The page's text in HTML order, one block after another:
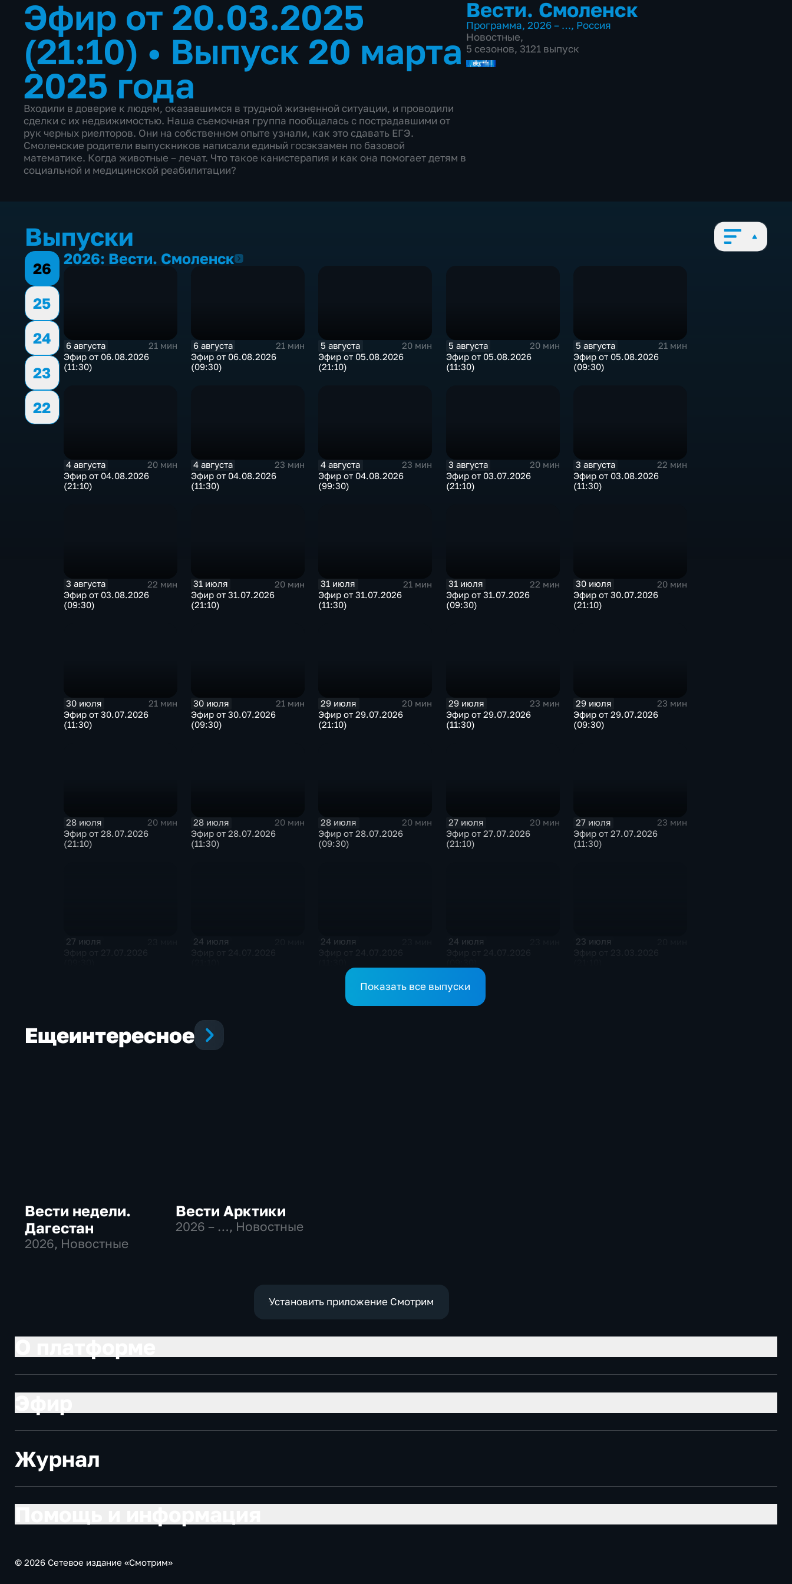
Эфир от 20.03.2025
(21:10) • Выпуск 20 марта
2025 года
Входили в доверие к людям, оказавшимся в трудной жизненной ситуации, и проводили
сделки с их недвижимостью. Наша съемочная группа пообщалась с пострадавшими от
рук черных риелторов. Они на собственном опыте узнали, как это сдавать ЕГЭ.
Смоленские родители выпускников написали единый госэкзамен по базовой
математике. Когда животные – лечат. Что такое канистерапия и как она помогает детям в
социальной и медицинской реабилитации?
Вести. Смоленск
Программа, 2026 – …, Россия
Новостные,
5 сезонов, 3121 выпуск
Выпуски
26
25
24
23
22
2026: Вести. Смоленск2026
6 августа
21 мин
Эфир от 06.08.2026
(11:30)
6 августа
21 мин
Эфир от 06.08.2026
(09:30)
5 августа
20 мин
Эфир от 05.08.2026
(21:10)
5 августа
20 мин
Эфир от 05.08.2026
(11:30)
5 августа
21 мин
Эфир от 05.08.2026
(09:30)
4 августа
20 мин
Эфир от 04.08.2026
(21:10)
4 августа
23 мин
Эфир от 04.08.2026
(11:30)
4 августа
23 мин
Эфир от 04.08.2026
(99:30)
3 августа
20 мин
Эфир от 03.07.2026
(21:10)
3 августа
22 мин
Эфир от 03.08.2026
(11:30)
3 августа
22 мин
Эфир от 03.08.2026
(09:30)
31 июля
20 мин
Эфир от 31.07.2026
(21:10)
31 июля
21 мин
Эфир от 31.07.2026
(11:30)
31 июля
22 мин
Эфир от 31.07.2026
(09:30)
30 июля
20 мин
Эфир от 30.07.2026
(21:10)
30 июля
21 мин
Эфир от 30.07.2026
(11:30)
30 июля
21 мин
Эфир от 30.07.2026
(09:30)
29 июля
20 мин
Эфир от 29.07.2026
(21:10)
29 июля
23 мин
Эфир от 29.07.2026
(11:30)
29 июля
23 мин
Эфир от 29.07.2026
(09:30)
28 июля
20 мин
Эфир от 28.07.2026
(21:10)
28 июля
20 мин
Эфир от 28.07.2026
(11:30)
28 июля
20 мин
Эфир от 28.07.2026
(09:30)
27 июля
20 мин
Эфир от 27.07.2026
(21:10)
27 июля
23 мин
Эфир от 27.07.2026
(11:30)
27 июля 24 июля 24 июля 24 июля 23 июля
Показать все выпуски
Ещеинтересное
Вести недели.
Дагестан
2026, Новостные
Вести Арктики
2026 – …, Новостные
Установить приложение Смотрим
Журнал
© 2026 Сетевое издание «Смотрим»